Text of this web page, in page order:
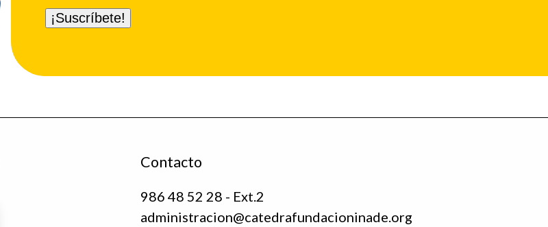
Contacto
986 48 52 28 - Ext.2
administracion@catedrafundacioninade.org